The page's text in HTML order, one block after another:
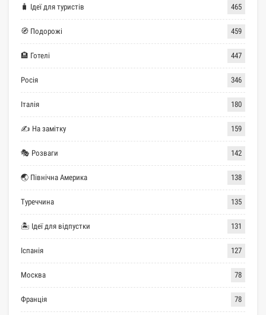
🧳 Ідеї для туристів 465
🧭 Подорожі 459
🏨 Готелі 447
Росія 346
Італія 180
✍ На замітку 159
🎭 Розваги 142
🌏 Північна Америка 138
Туреччина 135
🏝 Ідеї для відпустки 131
Іспанія 127
Москва 78
Франція 78